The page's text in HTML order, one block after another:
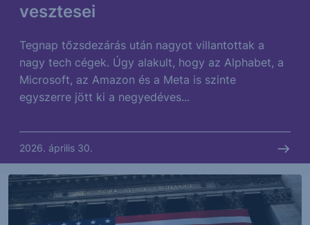
vesztesei
Tegnap tőzsdezárás után nagyot villantottak a
nagy tech cégek. Úgy alakult, hogy az Alphabet, a
Microsoft, az Amazon és a Meta is szinte
egyszerre jött ki a negyedéves...
2026. április 30.